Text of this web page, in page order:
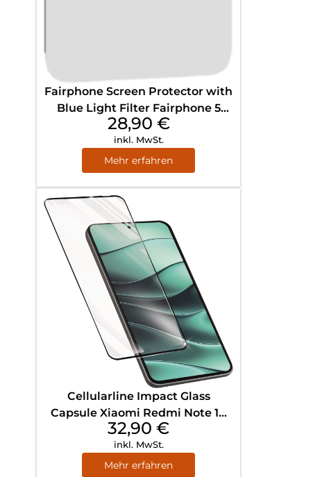
Fairphone Screen Protector with
Blue Light Filter Fairphone 5
Transparent
28,90 €
inkl. MwSt.
Mehr erfahren
Cellularline Impact Glass
Capsule Xiaomi Redmi Note 14
5G Transparent
32,90 €
inkl. MwSt.
Mehr erfahren